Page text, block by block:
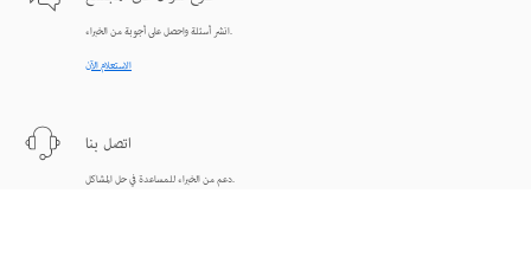
انشر أسئلة واحصل على أجوبة من الخبراء.
الاستعلام الآن
اتصل بنا
دعم من الخبراء للمساعدة في حل المشاكل.